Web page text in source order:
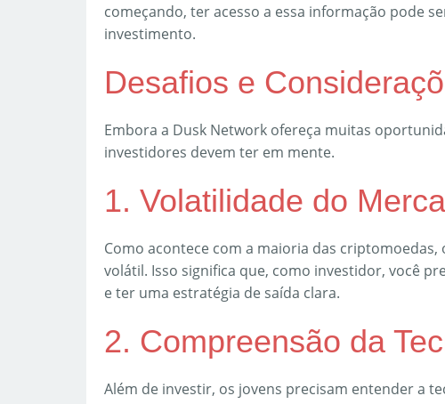
começando, ter acesso a essa informação pode
investimento.
Desafios e
Embora a Dusk Network ofereça muitas
investidores devem ter em mente.
1. Volatilidade do
Como acontece com a maioria das
volátil. Isso significa que, como investidor, você
e ter uma estratégia de saída clara.
2. Compreensão da
Além de investir, os jovens precisam entender a